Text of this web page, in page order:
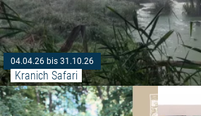
04.04.26 bis 31.10.26
Kranich Safari